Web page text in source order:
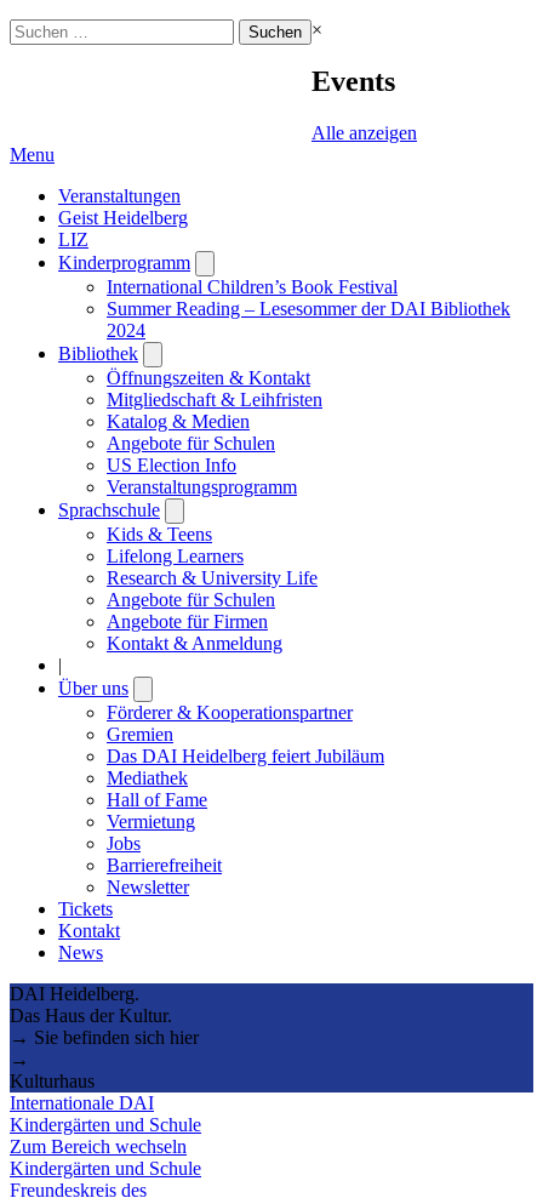
Suchen
nach:
×
Events
Alle anzeigen
Menu
Veranstaltungen
Geist Heidelberg
LIZ
Kinderprogramm
submenu
International Children’s Book Festival
Summer Reading – Lesesommer der DAI Bibliothek
2024
Bibliothek
submenu
Öffnungszeiten & Kontakt
Mitgliedschaft & Leihfristen
Katalog & Medien
Angebote für Schulen
US Election Info
Veranstaltungsprogramm
Sprachschule
submenu
Kids & Teens
Lifelong Learners
Research & University Life
Angebote für Schulen
Angebote für Firmen
Kontakt & Anmeldung
|
Über uns
submenu
Förderer & Kooperationspartner
Gremien
Das DAI Heidelberg feiert Jubiläum
Mediathek
Hall of Fame
Vermietung
Jobs
Barrierefreiheit
Newsletter
Tickets
Kontakt
News
DAI Heidelberg.
Das Haus der Kultur.
→ Sie befinden sich hier
→
Kulturhaus
Internationale DAI
Kindergärten und Schule
Zum Bereich wechseln
Kindergärten und Schule
Freundeskreis des